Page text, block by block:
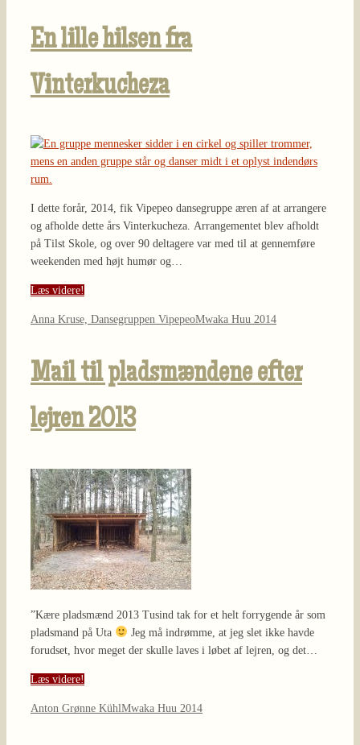
En lille hilsen fra
Vinterkucheza
I dette forår, 2014, fik Vipepeo dansegruppe æren af at arrangere
og afholde dette års Vinterkucheza. Arrangementet blev afholdt
på Tilst Skole, og over 90 deltagere var med til at gennemføre
weekenden med højt humør og…
Læs videre!
Anna Kruse, Dansegruppen VipepeoMwaka Huu 2014
Mail til pladsmændene efter
lejren 2013
”Kære pladsmænd 2013 Tusind tak for et helt forrygende år som
pladsmand på Uta
Jeg må indrømme, at jeg slet ikke havde
forudset, hvor meget der skulle laves i løbet af lejren, og det…
Læs videre!
Anton Grønne KühlMwaka Huu 2014